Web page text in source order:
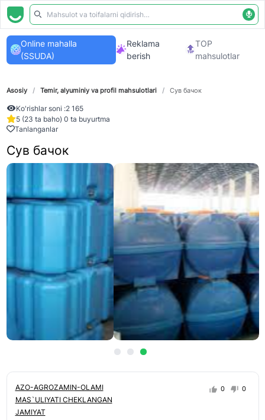
Online mahalla
(SSUDA)
Reklama
berish
TOP
mahsulotlar
Asosiy / Temir, alyuminiy va profil mahsulotlari / Сув бачок
Ko'rishlar soni :2 165
5 (23 ta baho) 0 ta buyurtma
Tanlanganlar
Сув бачок
AZO-AGROZAMIN-OLAMI
MAS`ULIYATI CHEKLANGAN
JAMIYAT
0 0